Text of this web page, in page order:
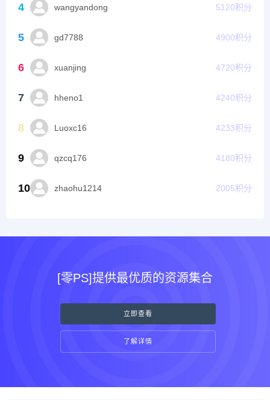
4 wangyandong 5120积分
5 gd7788 4900积分
6 xuanjing 4720积分
7 hheno1 4240积分
8 Luoxc16 4233积分
9 qzcq176 4180积分
10 zhaohu1214 2005积分
[零PS]提供最优质的资源集合
立即查看
了解详情